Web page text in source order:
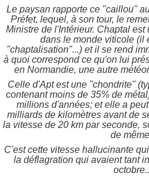
Le paysan rapporte ce "caillou"
Préfet, lequel, à son tour, le
Ministre de l'Intérieur. Chaptal
dans le monde viticole (il
"chaptalisation"...) et il se rend
à quoi correspond ce qu'on lui
en Normandie, une autre
Celle d'Apt est une "chondrite"
contenant moins de 35% de
millions d'années; et elle a
milliards de kilomètres avant de
la vitesse de 20 km par seconde,
de
C'est cette vitesse hallucinante
la déflagration qui avaient tant